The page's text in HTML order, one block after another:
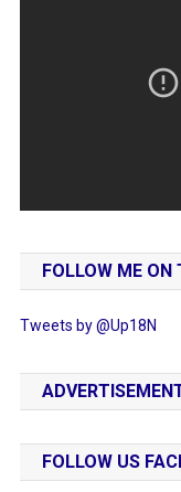
FOLLOW ME ON
Tweets by @Up18N
FOLLOW US